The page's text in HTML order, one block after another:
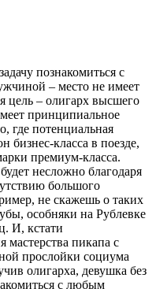
познакомиться с
– место не имеет
цель – олигарх высшего
принципиальное
где потенциальная
бизнес-класса в поезде,
премиум-класса.
несложно благодаря
большого
не скажешь о таких
особняки на Рублевке
И, кстати
мастерства пикапа с
прослойки социума
олигарха, девушка без
с любым